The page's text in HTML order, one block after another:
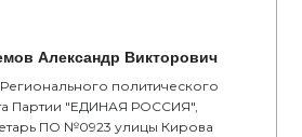
Александр Викторович
политического
Партии "ЕДИНАЯ РОССИЯ",
ПО №0923 улицы Кирова